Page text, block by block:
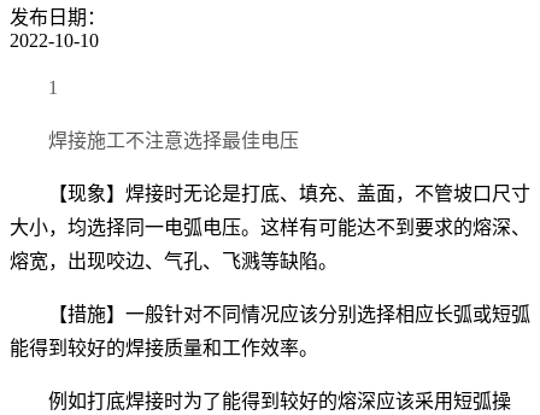
发布日期：
2022-10-10
1
焊接施工不注意选择最佳电压
【现象】焊接时无论是打底、填充、盖面，不管坡口尺寸
大小，均选择同一电弧电压。这样有可能达不到要求的熔深、
熔宽，出现咬边、气孔、飞溅等缺陷。
【措施】一般针对不同情况应该分别选择相应长弧或短弧
能得到较好的焊接质量和工作效率。
例如打底焊接时为了能得到较好的熔深应该采用短弧操